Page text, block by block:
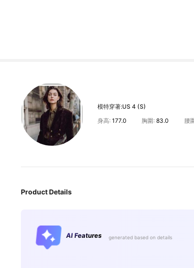
模特穿著:US 4 (S)
身高: 177.0 胸圍:83.0 腰
Product Details
AI Features generated based on details